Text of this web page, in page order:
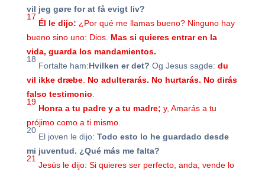
vil jeg gøre for at få evigt liv?
17
Él le dijo: ¿Por qué me llamas bueno? Ninguno hay
bueno sino uno: Dios. Mas si quieres entrar en la
vida, guarda los mandamientos.
18
Fortalte ham:Hvilken er det? Og Jesus sagde: du
vil ikke dræbe. No adulterarás. No hurtarás. No dirás
falso testimonio
19
Honra a tu padre y a tu madre; y, Amarás a tu
prójimo como a ti mismo.
20
El joven le dijo: Todo esto lo he guardado desde
mi juventud. ¿Qué más me falta?
21
Jesús le dijo: Si quieres ser perfecto, anda, vende lo